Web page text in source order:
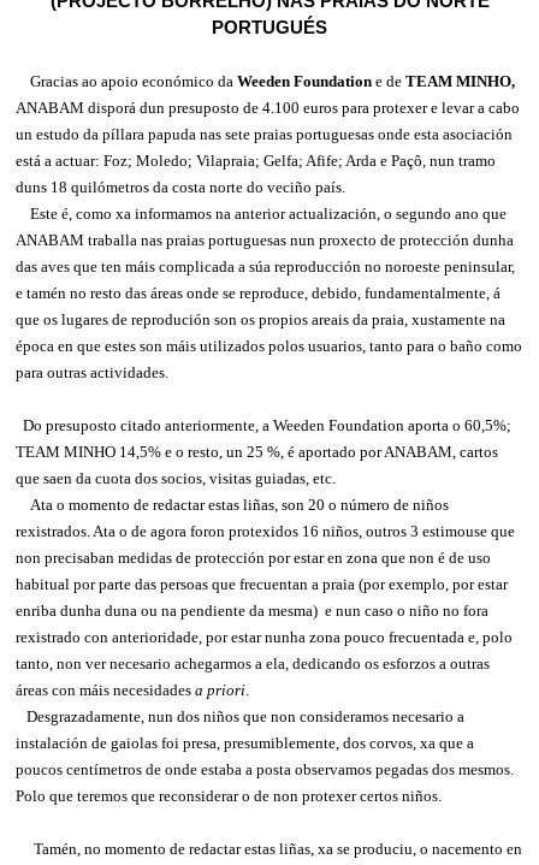
PORTUGUÉS
Gracias ao apoio económico da Weeden Foundation e de TEAM MINHO,
ANABAM disporá dun presuposto de 4.100 euros para protexer e levar a cabo
un estudo da píllara papuda nas sete praias portuguesas onde esta asociación
está a actuar: Foz; Moledo; Vilapraia; Gelfa; Afife; Arda e Paçô, nun tramo
duns 18 quilómetros da costa norte do veciño país.
Este é, como xa informamos na anterior actualización, o segundo ano que
ANABAM traballa nas praias portuguesas nun proxecto de protección dunha
das aves que ten máis complicada a súa reproducción no noroeste peninsular,
e tamén no resto das áreas onde se reproduce, debido, fundamentalmente, á
que os lugares de reprodución son os propios areais da praia, xustamente na
época en que estes son máis utilizados polos usuarios, tanto para o baño como
para outras actividades.
Do presuposto citado anteriormente, a Weeden Foundation aporta o 60,5%;
TEAM MINHO 14,5% e o resto, un 25 %, é aportado por ANABAM, cartos
que saen da cuota dos socios, visitas guiadas, etc.
Ata o momento de redactar estas liñas, son 20 o número de niños
rexistrados. Ata o de agora foron protexidos 16 niños, outros 3 estimouse que
non precisaban medidas de protección por estar en zona que non é de uso
habitual por parte das persoas que frecuentan a praia (por exemplo, por estar
enriba dunha duna ou na pendiente da mesma) e nun caso o niño no fora
rexistrado con anterioridade, por estar nunha zona pouco frecuentada e, polo
tanto, non ver necesario achegarmos a ela, dedicando os esforzos a outras
áreas con máis necesidades a priori.
Desgrazadamente, nun dos niños que non consideramos necesario a
instalación de gaiolas foi presa, presumiblemente, dos corvos, xa que a
poucos centímetros de onde estaba a posta observamos pegadas dos mesmos.
Polo que teremos que reconsiderar o de non protexer certos niños.
Tamén, no momento de redactar estas liñas, xa se produciu, o nacemento en